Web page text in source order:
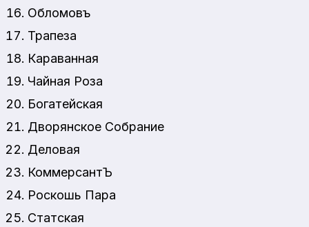
Обломовъ
Трапеза
Караванная
Чайная Роза
Богатейская
Дворянское Собрание
Деловая
КоммерсантЪ
Роскошь Пара
Статская